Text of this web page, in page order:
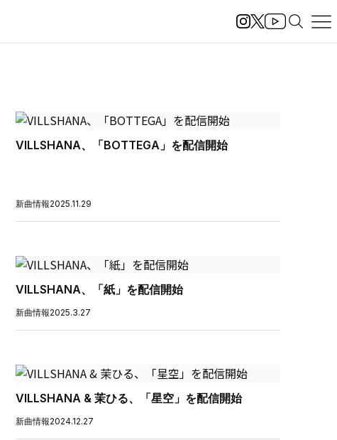
VILLSHANA、「BOTTEGA」を配信開始
新曲情報2025.11.29
VILLSHANA、「紙」を配信開始
新曲情報2025.3.27
VILLSHANA & 茉ひる、「星空」を配信開始
新曲情報2024.12.27